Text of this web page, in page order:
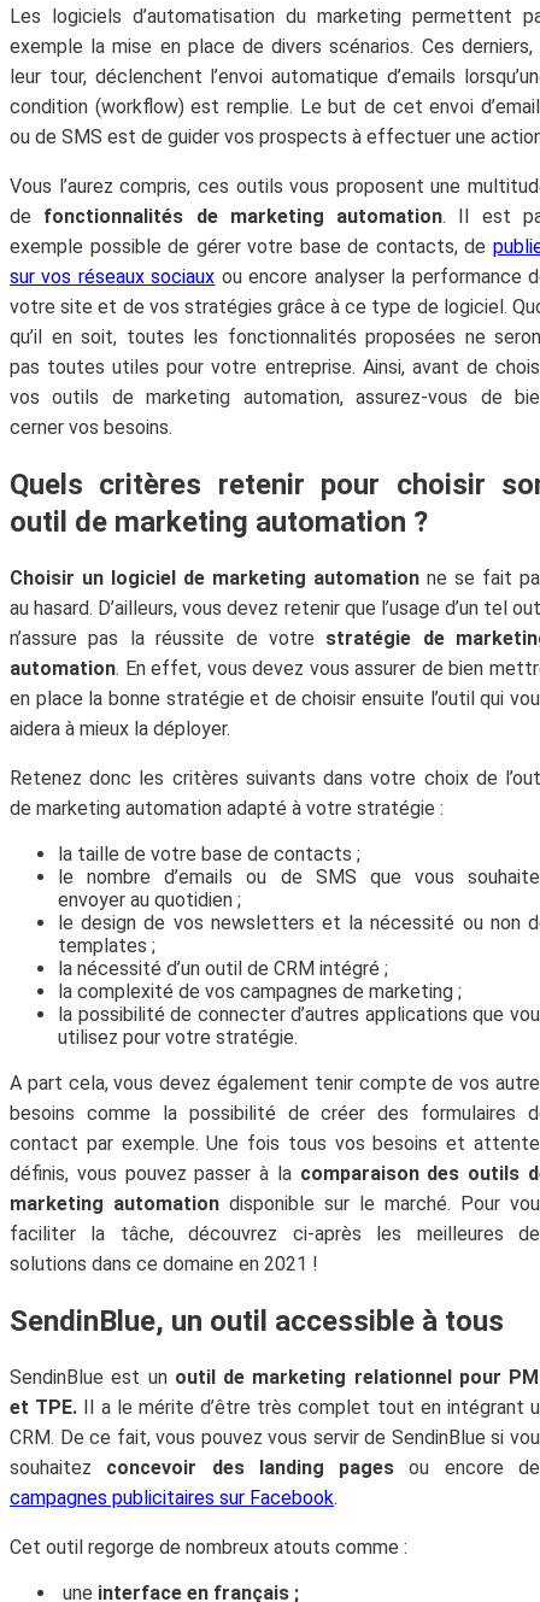
Les logiciels d’automatisation du marketing permettent
exemple la mise en place de divers scénarios. Ces derniers,
leur tour, déclenchent l’envoi automatique d’emails
condition (workflow) est remplie. Le but de cet envoi
ou de SMS est de guider vos prospects à effectuer une
Vous l’aurez compris, ces outils vous proposent une
de fonctionnalités de marketing automation. Il est
exemple possible de gérer votre base de contacts, de
sur vos réseaux sociaux ou encore analyser la performance
votre site et de vos stratégies grâce à ce type de logiciel.
qu’il en soit, toutes les fonctionnalités proposées ne
pas toutes utiles pour votre entreprise. Ainsi, avant de
vos outils de marketing automation, assurez-vous de
cerner vos besoins.
Quels critères retenir pour choisir
outil de marketing automation ?
Choisir un logiciel de marketing automation ne se fait
au hasard. D’ailleurs, vous devez retenir que l’usage d’un tel
n’assure pas la réussite de votre stratégie de
automation. En effet, vous devez vous assurer de bien
en place la bonne stratégie et de choisir ensuite l’outil qui
aidera à mieux la déployer.
Retenez donc les critères suivants dans votre choix de
de marketing automation adapté à votre stratégie :
la taille de votre base de contacts ;
le nombre d’emails ou de SMS que vous
envoyer au quotidien ;
le design de vos newsletters et la nécessité ou non
templates ;
la nécessité d’un outil de CRM intégré ;
la complexité de vos campagnes de marketing ;
la possibilité de connecter d’autres applications que
utilisez pour votre stratégie.
A part cela, vous devez également tenir compte de vos
besoins comme la possibilité de créer des formulaires
contact par exemple. Une fois tous vos besoins et
définis, vous pouvez passer à la comparaison des outils
marketing automation disponible sur le marché. Pour
faciliter la tâche, découvrez ci-après les meilleures
solutions dans ce domaine en 2021 !
SendinBlue, un outil accessible à tous
SendinBlue est un outil de marketing relationnel pour
et TPE. Il a le mérite d’être très complet tout en intégrant
CRM. De ce fait, vous pouvez vous servir de SendinBlue si
souhaitez concevoir des landing pages ou encore
campagnes publicitaires sur Facebook.
Cet outil regorge de nombreux atouts comme :
une interface en français ;